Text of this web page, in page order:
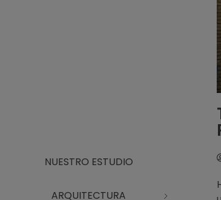
NUESTRO ESTUDIO
ARQUITECTURA